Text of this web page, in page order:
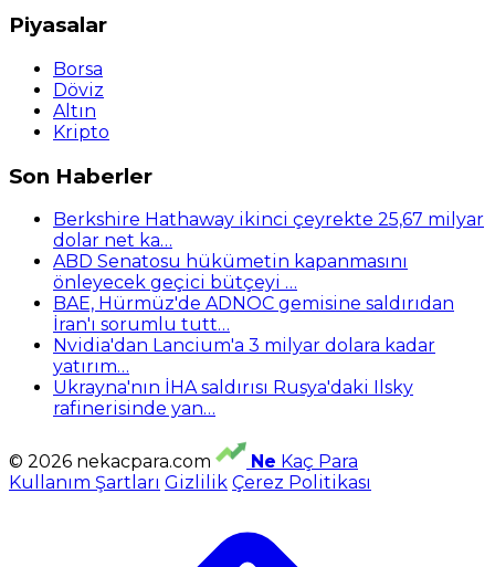
Piyasalar
Borsa
Döviz
Altın
Kripto
Son Haberler
Berkshire Hathaway ikinci çeyrekte 25,67 milyar
dolar net ka…
ABD Senatosu hükümetin kapanmasını
önleyecek geçici bütçeyi …
BAE, Hürmüz'de ADNOC gemisine saldırıdan
İran'ı sorumlu tutt…
Nvidia'dan Lancium'a 3 milyar dolara kadar
yatırım…
Ukrayna'nın İHA saldırısı Rusya'daki Ilsky
rafinerisinde yan…
© 2026 nekacpara.com Ne Kaç Para
Kullanım Şartları Gizlilik Çerez Politikası